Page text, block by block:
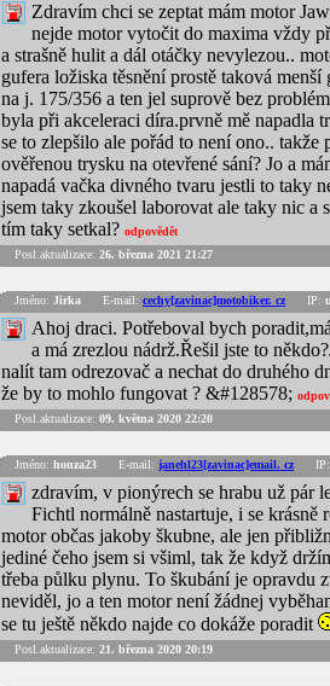
Zdravím chci se zeptat mám motor
nejde motor vytočit do maxima vždy
a strašně hulit a dál otáčky nevylezou..
gufera ložiska těsnění prostě taková
na j. 175/356 a ten jel suprově bez
byla při akceleraci díra.prvně mě napadla
se to zlepšilo ale pořád to není ono..
ověřenou trysku na otevřené sání? Jo a
napadá vačka divného tvaru jestli to taky
jsem taky zkoušel laborovat ale taky nic a
tím taky setkal? odpovědět
Posl.aktualizace: 26. března 2021 21:27
Jméno: Jirka E-mail: cechy[zavinac]motobiker. cz IP:
Ahoj draci. Potřeboval bych
a má zrezlou nádrž.Řešil jste to
nalít tam odrezovač a nechat do druhého
že by to mohlo fungovat ? &#128578;
Posl.aktualizace: 09. května 2020 22:20
Jméno: honza23 E-mail: janehl23[zavinac]email. cz
zdravím, v pionýrech se hrabu už pár
Fichtl normálně nastartuje, i se
motor občas jakoby škubne, ale jen
jediné čeho jsem si všiml, tak že když
třeba půlku plynu. To škubání je opravdu
neviděl, jo a ten motor není žádnej
se tu ještě někdo najde co dokáže poradit
Posl.aktualizace: 21. března 2020 20:19